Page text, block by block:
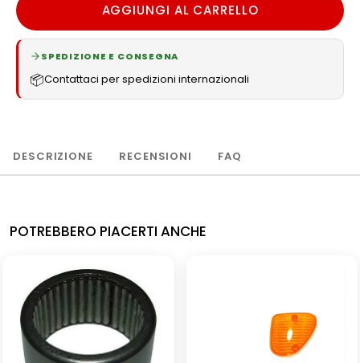
AGGIUNGI AL CARRELLO
SPEDIZIONE E CONSEGNA
📦Contattaci per spedizioni internazionali
DESCRIZIONE RECENSIONI FAQ
POTREBBERO PIACERTI ANCHE